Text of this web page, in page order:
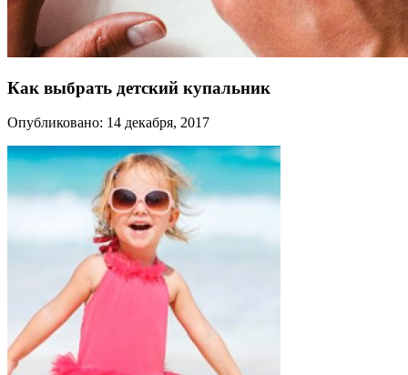
Как выбрать детский купальник
Опубликовано: 14 декабря, 2017